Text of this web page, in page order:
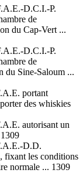
D.C.I.-P.
de
du Cap-Vert ...
D.C.I.-P.
de
du Sine-Saloum ...
portant
des whiskies
autorisant un
D.D.
fixant les conditions
normale ... 1309